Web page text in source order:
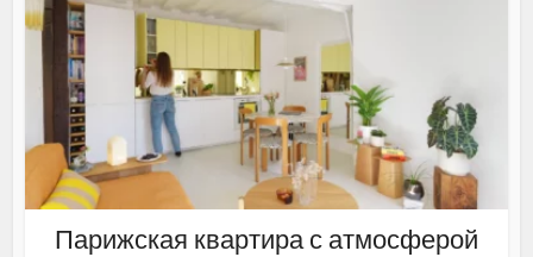
Парижская квартира с атмосферой